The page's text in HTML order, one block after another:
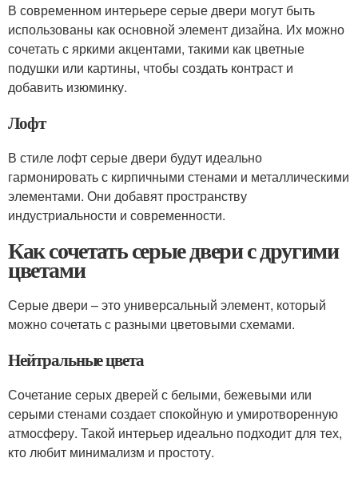
В современном интерьере серые двери могут быть
использованы как основной элемент дизайна. Их можно
сочетать с яркими акцентами, такими как цветные
подушки или картины, чтобы создать контраст и
добавить изюминку.
Лофт
В стиле лофт серые двери будут идеально
гармонировать с кирпичными стенами и металлическими
элементами. Они добавят пространству
индустриальности и современности.
Как сочетать серые двери с другими
цветами
Серые двери – это универсальный элемент, который
можно сочетать с разными цветовыми схемами.
Нейтральные цвета
Сочетание серых дверей с белыми, бежевыми или
серыми стенами создает спокойную и умиротворенную
атмосферу. Такой интерьер идеально подходит для тех,
кто любит минимализм и простоту.